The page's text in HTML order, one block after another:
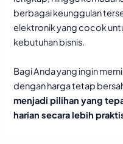
berbagai keunggulan
elektronik yang cocok
kebutuhan bisnis.
Bagi Anda yang ingin
dengan harga tetap
menjadi pilihan yang
harian secara lebih